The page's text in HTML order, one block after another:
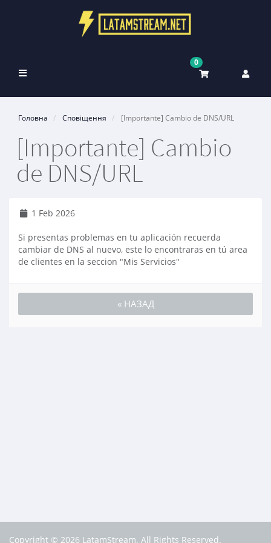
Toggle
0
Головна Сповіщення [Importante] Cambio de DNS/URL
[Importante] Cambio
de DNS/URL
1 Feb 2026
Si presentas problemas en tu aplicación recuerda
cambiar de DNS al nuevo, este lo encontraras en tú area
de clientes en la seccion "Mis Servicios"
« НАЗАД
Copyright © 2026 LatamStream. All Rights Reserved.